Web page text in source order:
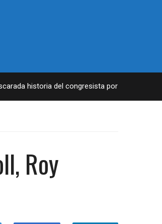
historia del congresista por NY George
Roy